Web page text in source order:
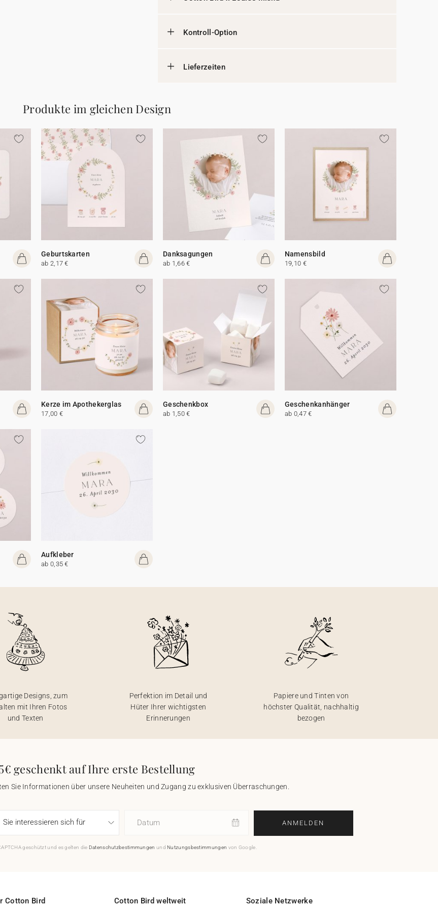
Kontroll-Option
Lieferzeiten
Produkte im gleichen Design
Geburtskarten
ab 2,17 €
Danksagungen
ab 1,66 €
Namensbild
19,10 €
Kerze im Apothekerglas
17,00 €
Geschenkbox
ab 1,50 €
Geschenkanhänger
ab 0,47 €
Aufkleber
ab 0,35 €
Designs, zum
mit Ihren Fotos
und Texten
Perfektion im Detail und
Hüter Ihrer wichtigsten
Erinnerungen
Papiere und Tinten von
höchster Qualität, nachhaltig
bezogen
geschenkt auf Ihre erste Bestellung
Sie Informationen über unsere Neuheiten und Zugang zu exklusiven Überraschungen.
Datum ANMELDEN
geschützt und es gelten die Datenschutzbestimmungen und Nutzungsbestimmungen von Google.
Cotton Bird Cotton Bird weltweit Soziale Netzwerke